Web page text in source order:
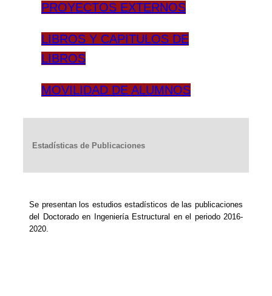
PROYECTOS EXTERNOS
LIBROS Y CAPITULOS DE
LIBROS
MOVILIDAD DE ALUMNOS
Estadísticas de Publicaciones
Se presentan los estudios estadísticos de las publicaciones
del Doctorado en Ingeniería Estructural en el periodo 2016-
2020.